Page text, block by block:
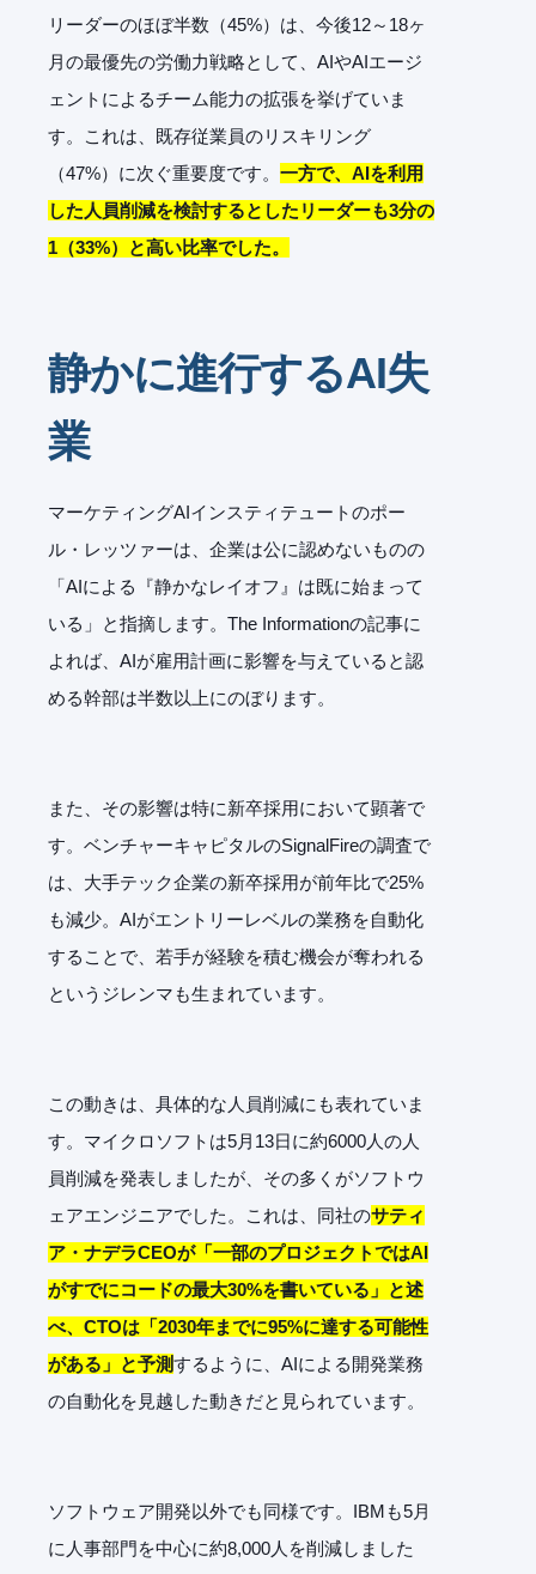
リーダーのほぼ半数（45%）は、今後12～18ヶ
月の最優先の労働力戦略として、AIやAIエージ
ェントによるチーム能力の拡張を挙げていま
す。これは、既存従業員のリスキリング
（47%）に次ぐ重要度です。 一方で、AIを利用
した人員削減を検討するとしたリーダーも3分の
1（33%）と高い比率でした。
静かに進行するAI失
業
マーケティングAIインスティテュートのポー
ル・レッツァーは、企業は公に認めないものの
「AIによる『静かなレイオフ』は既に始まって
いる」と指摘します。The Informationの記事に
よれば、AIが雇用計画に影響を与えていると認
める幹部は半数以上にのぼります。
また、その影響は特に新卒採用において顕著で
す。ベンチャーキャピタルのSignalFireの調査で
は、大手テック企業の新卒採用が前年比で25%
も減少。AIがエントリーレベルの業務を自動化
することで、若手が経験を積む機会が奪われる
というジレンマも生まれています。
この動きは、具体的な人員削減にも表れていま
す。マイクロソフトは5月13日に約6000人の人
員削減を発表しましたが、その多くがソフトウ
ェアエンジニアでした。これは、同社のサティ
ア・ナデラCEOが「一部のプロジェクトではAI
がすでにコードの最大30%を書いている」と述
べ、CTOは「2030年までに95%に達する可能性
がある」と予測するように、AIによる開発業務
の自動化を見越した動きだと見られています。
ソフトウェア開発以外でも同様です。IBMも5月
に人事部門を中心に約8,000人を削減しました